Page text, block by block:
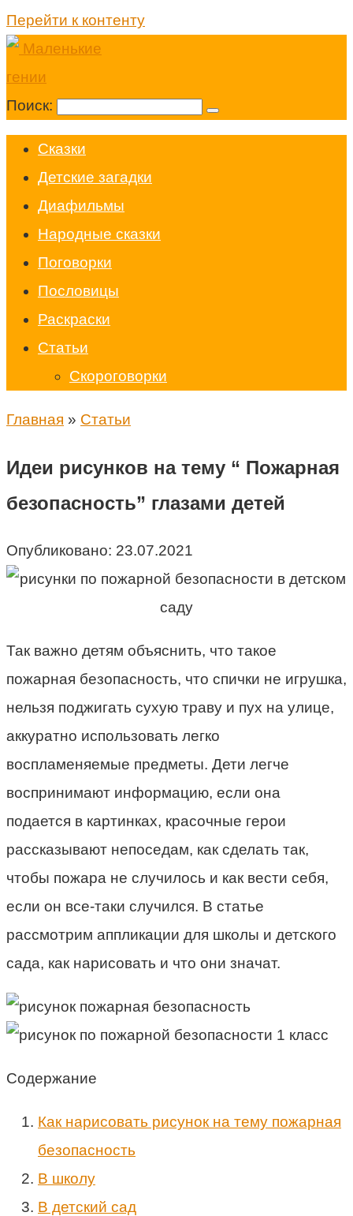
Перейти к контенту
Поиск:
Cказки
Детские загадки
Диафильмы
Народные сказки
Поговорки
Пословицы
Раскраски
Статьи
Скороговорки
Главная » Статьи
Идеи рисунков на тему “ Пожарная
безопасность” глазами детей
Опубликовано: 23.07.2021
Так важно детям объяснить, что такое
пожарная безопасность, что спички не игрушка,
нельзя поджигать сухую траву и пух на улице,
аккуратно использовать легко
воспламеняемые предметы. Дети легче
воспринимают информацию, если она
подается в картинках, красочные герои
рассказывают непоседам, как сделать так,
чтобы пожара не случилось и как вести себя,
если он все-таки случился. В статье
рассмотрим аппликации для школы и детского
сада, как нарисовать и что они значат.
Содержание
Как нарисовать рисунок на тему пожарная
безопасность
В школу
В детский сад